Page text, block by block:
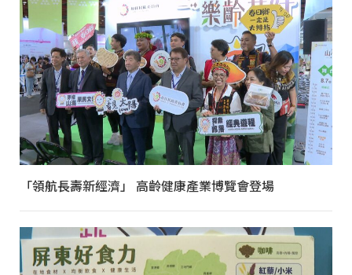
「領航長壽新經濟」 高齡健康產業博覽會登場